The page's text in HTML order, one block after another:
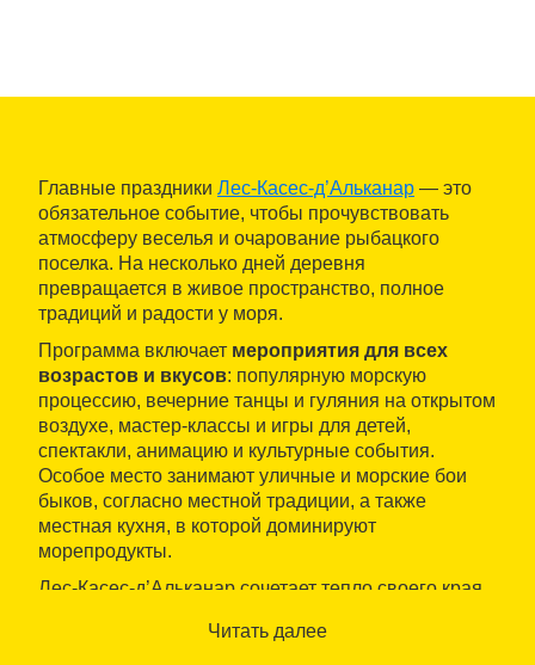
Главные праздники Лес-Касес-д’Альканар — это
обязательное событие, чтобы прочувствовать
атмосферу веселья и очарование рыбацкого
поселка. На несколько дней деревня
превращается в живое пространство, полное
традиций и радости у моря.
Программа включает мероприятия для всех
возрастов и вкусов: популярную морскую
процессию, вечерние танцы и гуляния на открытом
воздухе, мастер-классы и игры для детей,
спектакли, анимацию и культурные события.
Особое место занимают уличные и морские бои
быков, согласно местной традиции, а также
местная кухня, в которой доминируют
морепродукты.
Лес-Касес-д’Альканар сочетает тепло своего края,
предлагая живой, народный и открытый для всех
Читать далее